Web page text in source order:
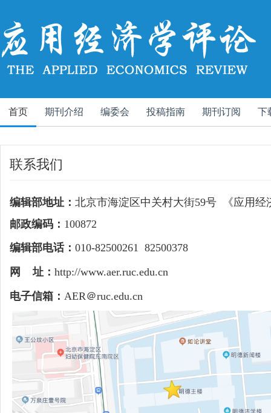
首页 期刊介绍 编委会 投稿指南 期刊订阅 下
联系我们
编辑部地址： 北京市海淀区中关村大街59号
《应用
邮政编码： 100872
编辑部电话： 010-82500261 82500378
网
址： http://www.aer.ruc.edu.cn
电子信箱： AER＠ruc.edu.cn